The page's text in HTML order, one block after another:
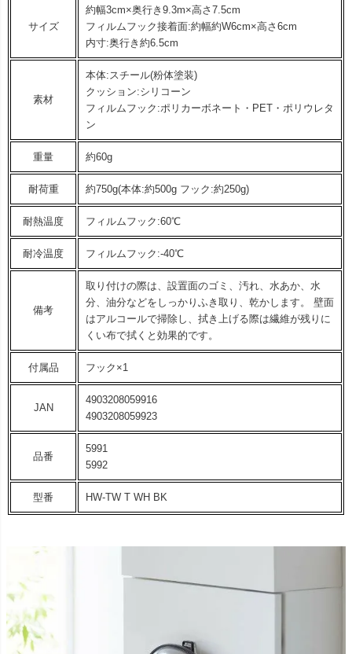
サイズ
約幅3cm×奥行き9.3m×高さ7.5cm
フィルムフック接着面:約幅約W6cm×高さ6cm
内寸:奥行き約6.5cm
素材
本体:スチール(粉体塗装)
クッション:シリコーン
フィルムフック:ポリカーボネート・PET・ポリウレタ
ン
重量 約60g
耐荷重 約750g(本体:約500g フック:約250g)
耐熱温度 フィルムフック:60℃
耐冷温度 フィルムフック:-40℃
備考
取り付けの際は、設置面のゴミ、汚れ、水あか、水
分、油分などをしっかりふき取り、乾かします。 壁面
はアルコールで掃除し、拭き上げる際は繊維が残りに
くい布で拭くと効果的です。
付属品 フック×1
JAN
4903208059916
4903208059923
品番
5991
5992
型番 HW-TW T WH BK